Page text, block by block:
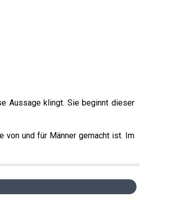
Aussage klingt. Sie beginnt dieser
von und für Männer gemacht ist. Im